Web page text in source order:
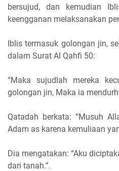
bersujud, dan kemudian
keengganan melaksanakan
Iblis termasuk golongan jin,
dalam Surat Al Qahfi 50:
“Maka sujudlah mereka
golongan jin, Maka ia
Qatadah berkata: “Musuh
Adam as karena kemuliaan
Dia mengatakan: “Aku
dari tanah.”.